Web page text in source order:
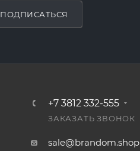
ПОДПИСАТЬСЯ
+7 3812 332-555
ЗАКАЗАТЬ ЗВОНОК
sale@brandom.shop